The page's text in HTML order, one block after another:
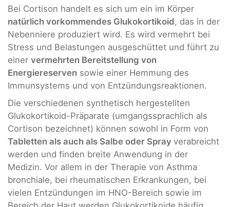
Bei Cortison handelt es sich um ein im Körper
natürlich vorkommendes Glukokortikoid, das in der
Nebenniere produziert wird. Es wird vermehrt bei
Stress und Belastungen ausgeschüttet und führt zu
einer vermehrten Bereitstellung von
Energiereserven sowie einer Hemmung des
Immunsystems und von Entzündungsreaktionen.
Die verschiedenen synthetisch hergestellten
Glukokortikoid-Präparate (umgangssprachlich als
Cortison bezeichnet) können sowohl in Form von
Tabletten als auch als Salbe oder Spray verabreicht
werden und finden breite Anwendung in der
Medizin. Vor allem in der Therapie von Asthma
bronchiale, bei rheumatischen Erkrankungen, bei
vielen Entzündungen im HNO-Bereich sowie im